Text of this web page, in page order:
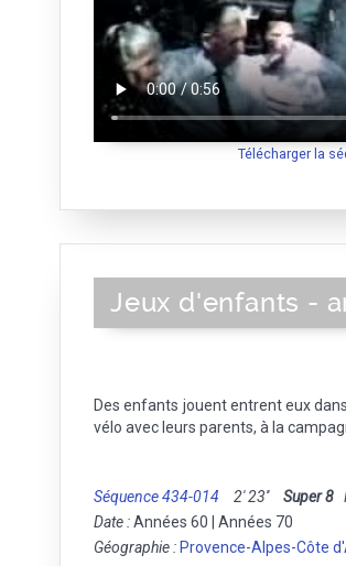
Télécharger la
Jeux d'enfants -
Des enfants jouent entrent eux
vélo avec leurs parents, à la
Séquence 434-014 2' 23'' Super 8
Date :Années 60 | Années 70
Géographie : Provence-Alpes-Côte